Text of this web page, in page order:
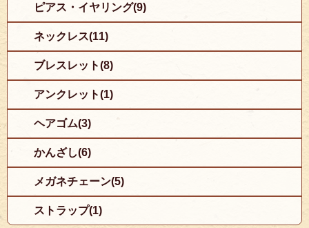
ピアス・イヤリング(9)
ネックレス(11)
ブレスレット(8)
アンクレット(1)
ヘアゴム(3)
かんざし(6)
メガネチェーン(5)
ストラップ(1)